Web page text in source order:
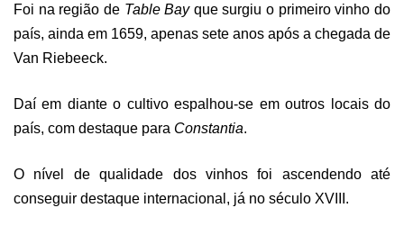
Foi na região de Table Bayque surgiu o primeiro vinho do
país, ainda em 1659, apenas sete anos após a chegada de
Van Riebeeck.
Daí em diante o cultivo espalhou-se em outros locais do
país, com destaque para Constantia.
O nível de qualidade dos vinhos foi ascendendo até
conseguir destaque internacional, já no século XVIII.